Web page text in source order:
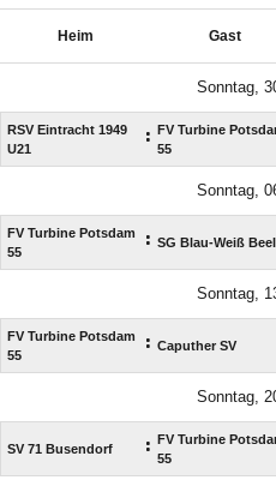
Heim Gast
Sonntag,
RSV Eintracht 1949
U21
: FV Turbine
55
Sonntag,
FV Turbine Potsdam
55
: SG Blau-Weiß
Sonntag,
FV Turbine Potsdam
55
: Caputher SV
Sonntag,
SV 71 Busendorf : FV Turbine
55